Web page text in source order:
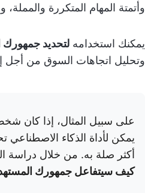
وأتمتة المهام المتكررة
يمكنك استخدامه لتحديد
وتحليل اتجاهات السوق من أجل
على سبيل المثال، إذا كان
يمكن لأداة الذكاء الاصطناعي
أكثر صلة به. من خلال دراسة
كيف سيتفاعل جمهورك